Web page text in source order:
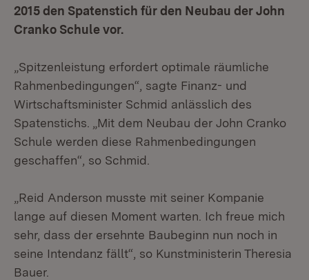
2015 den Spatenstich für den Neubau der John
Cranko Schule vor.
„Spitzenleistung erfordert optimale räumliche
Rahmenbedingungen“, sagte Finanz- und
Wirtschaftsminister Schmid anlässlich des
Spatenstichs. „Mit dem Neubau der John Cranko
Schule werden diese Rahmenbedingungen
geschaffen“, so Schmid.
„Reid Anderson musste mit seiner Kompanie
lange auf diesen Moment warten. Ich freue mich
sehr, dass der ersehnte Baubeginn nun noch in
seine Intendanz fällt“, so Kunstministerin Theresia
Bauer.